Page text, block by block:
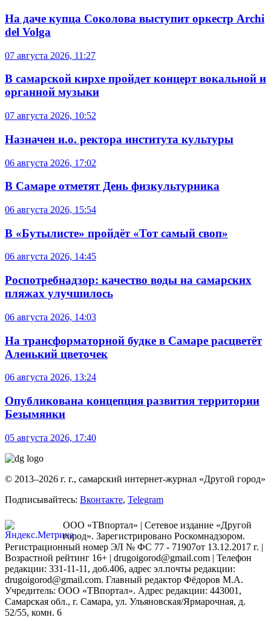
На даче купца Соколова выступит оркестр Archi
del Volga
07 августа 2026, 11:27
В самарской кирхе пройдет концерт вокальной и
органной музыки
07 августа 2026, 10:52
Назначен и.о. ректора института культуры
06 августа 2026, 17:02
В Самаре отметят День физкультурника
06 августа 2026, 15:54
В «Бутылисте» пройдёт «Тот самый своп»
06 августа 2026, 14:45
Роспотребнадзор: качество воды на самарских
пляжах улучшилось
06 августа 2026, 14:03
На трансформаторной будке в Самаре расцветёт
Аленький цветочек
06 августа 2026, 13:24
Опубликована концепция развития территории
Безымянки
05 августа 2026, 17:40
© 2013–2026 г. г., самарский интернет-журнал «Другой город»
Подписывайтесь: Вконтакте, Telegram
ООО «ТВпортал» | Сетевое издание «Другой
город». Зарегистрировано Роскомнадзором.
Регистрационный номер ЭЛ № ФС 77 - 71907от 13.12.2017 г. |
Возрастной рейтинг 16+ | drugoigorod@gmail.com | Телефон
редакции: 331-11-11, доб.406, адрес эл.почты редакции:
drugoigorod@gmail.com. Главный редактор Фёдоров М.А.
Учредитель: ООО «ТВпортал». Адрес редакции: 443001,
Самарская обл., г. Самара, ул. Ульяновская/Ярмарочная, д.
52/55, комн. 6